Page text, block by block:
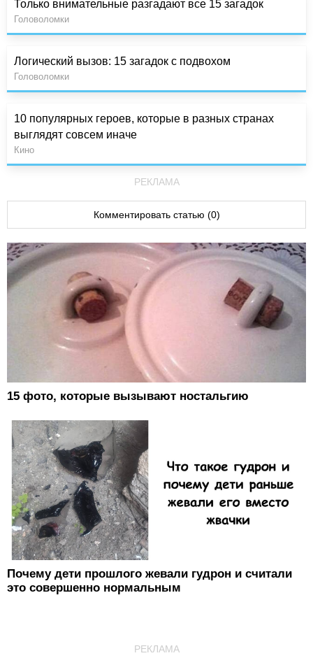
Только внимательные разгадают все 15 загадок
Головоломки
Логический вызов: 15 загадок с подвохом
Головоломки
10 популярных героев, которые в разных странах
выглядят совсем иначе
Кино
РЕКЛАМА
Комментировать статью (0)
15 фото, которые вызывают ностальгию
Почему дети прошлого жевали гудрон и считали
это совершенно нормальным
РЕКЛАМА